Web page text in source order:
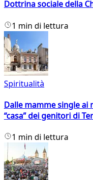
Dottrina sociale della
1 min di lettura
Spiritualità
Dalle mamme single
“casa” dei genitori di
1 min di lettura